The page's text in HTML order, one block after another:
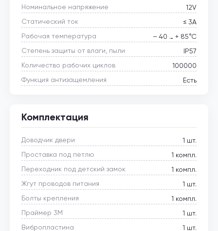
Номинальное напряжение
12V
Статический ток
≤ 3А
Рабочая температура
– 40 … + 85°С
Степень защиты от влаги, пыли
IP57
Количество рабочих циклов
100000
Функция антизащемления
Есть
Комплектация
Доводчик двери
1 шт.
Проставка под петлю
1 компл.
Переходник под детский замок
1 компл.
Жгут проводов питания
1 шт.
Болты крепления
1 компл.
Праймер 3М
1 шт.
Вибропластина
1 шт.